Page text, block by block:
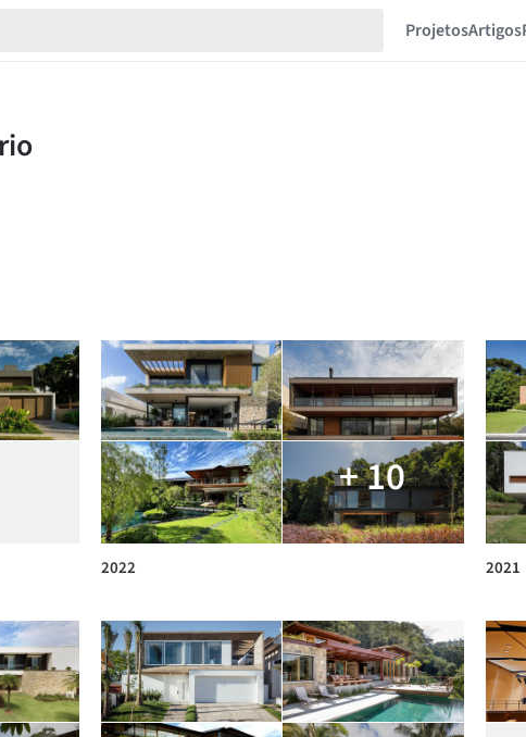
ProjetosArtigos
+ 10
2022 2021